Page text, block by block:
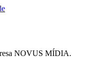
NOVUS MÍDIA.